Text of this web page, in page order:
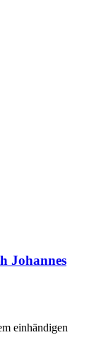
Johannes
einhändigen